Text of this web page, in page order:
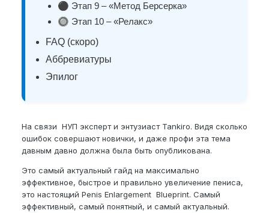
⚫ Этап 9 – «Метод Берсерка»
🔘 Этап 10 – «Релакс»
FAQ (скоро)
Аббревиатуры
Эпилог
На связи НУП эксперт и энтузиаст Tankiro. Видя сколько
ошибок совершают новички, и даже профи эта тема
давным давно должна была быть опубликована.
Это самый актуальный гайд на максимально
эффективное, быстрое и правильно увеличение пениса,
это настоящий Penis Enlargement Blueprint. Cамый
эффективный, самый понятный, и самый актуальный.